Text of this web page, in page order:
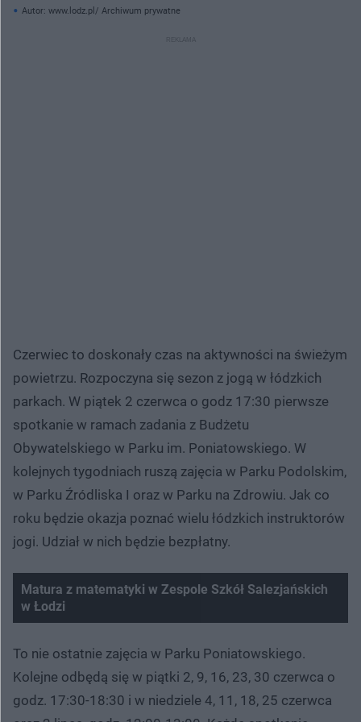
Autor: www.lodz.pl/ Archiwum prywatne
Czerwiec to doskonały czas na aktywności na świeżym
powietrzu. Rozpoczyna się sezon z jogą w łódzkich
parkach. W piątek 2 czerwca o godz 17:30 pierwsze
spotkanie w ramach zadania z Budżetu
Obywatelskiego w Parku im. Poniatowskiego. W
kolejnych tygodniach ruszą zajęcia w Parku Podolskim,
w Parku Źródliska I oraz w Parku na Zdrowiu. Jak co
roku będzie okazja poznać wielu łódzkich instruktorów
jogi. Udział w nich będzie bezpłatny.
Matura z matematyki w Zespole Szkół Salezjańskich
w Łodzi
To nie ostatnie zajęcia w Parku Poniatowskiego.
Kolejne odbędą się w piątki 2, 9, 16, 23, 30 czerwca o
godz. 17:30-18:30 i w niedziele 4, 11, 18, 25 czerwca